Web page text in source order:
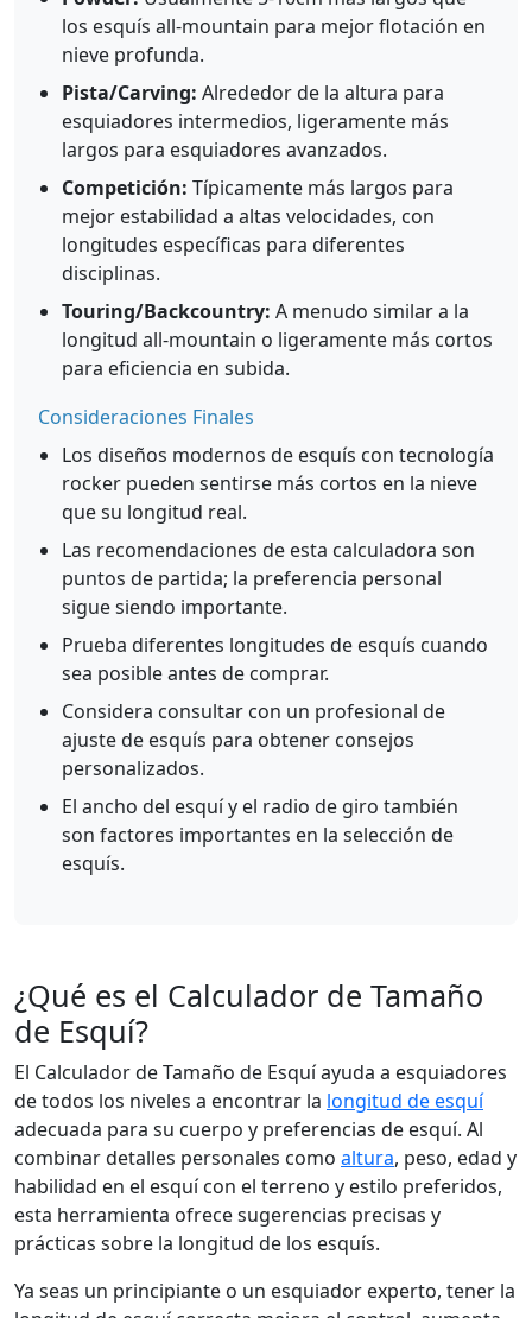
los esquís all-mountain para mejor flotación en
nieve profunda.
Pista/Carving: Alrededor de la altura para
esquiadores intermedios, ligeramente más
largos para esquiadores avanzados.
Competición: Típicamente más largos para
mejor estabilidad a altas velocidades, con
longitudes específicas para diferentes
disciplinas.
Touring/Backcountry: A menudo similar a la
longitud all-mountain o ligeramente más cortos
para eficiencia en subida.
Consideraciones Finales
Los diseños modernos de esquís con tecnología
rocker pueden sentirse más cortos en la nieve
que su longitud real.
Las recomendaciones de esta calculadora son
puntos de partida; la preferencia personal
sigue siendo importante.
Prueba diferentes longitudes de esquís cuando
sea posible antes de comprar.
Considera consultar con un profesional de
ajuste de esquís para obtener consejos
personalizados.
El ancho del esquí y el radio de giro también
son factores importantes en la selección de
esquís.
¿Qué es el Calculador de Tamaño
de Esquí?
El Calculador de Tamaño de Esquí ayuda a esquiadores
de todos los niveles a encontrar la longitud de esquí
adecuada para su cuerpo y preferencias de esquí. Al
combinar detalles personales como altura, peso, edad y
habilidad en el esquí con el terreno y estilo preferidos,
esta herramienta ofrece sugerencias precisas y
prácticas sobre la longitud de los esquís.
Ya seas un principiante o un esquiador experto, tener la